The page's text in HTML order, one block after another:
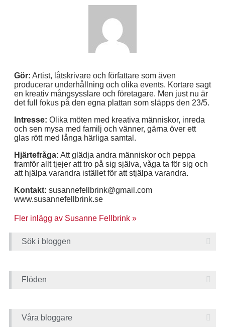
Gör: Artist, låtskrivare och författare som även
producerar underhållning och olika events. Kortare sagt
en kreativ mångsysslare och företagare. Men just nu är
det full fokus på den egna plattan som släpps den 23/5.
Intresse: Olika möten med kreativa människor, inreda
och sen mysa med familj och vänner, gärna över ett
glas rött med långa härliga samtal.
Hjärtefråga: Att glädja andra människor och peppa
framför allt tjejer att tro på sig själva, våga ta för sig och
att hjälpa varandra istället för att stjälpa varandra.
Kontakt: susannefellbrink@gmail.com
www.susannefellbrink.se
Fler inlägg av Susanne Fellbrink »
Sök i bloggen
Flöden
Våra bloggare